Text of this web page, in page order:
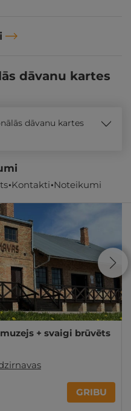
Kontakti Noteikumi
dāvanu kartes
dāvanu kartes
+ svaigi brūvēts
GRIBU